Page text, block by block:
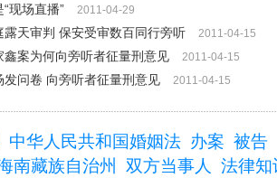
现场直播” 2011-04-29
露天审判 保安受审数百同行旁听 2011-04-15
鑫案为何向旁听者征量刑意见 2011-04-15
发问卷 向旁听者征量刑意见 2011-04-15
中华人民共和国婚姻法 办案 被告
南藏族自治州 双方当事人 法律知